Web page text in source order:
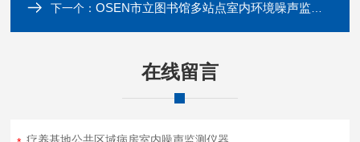
下一个：OSEN市立图书馆多站点室内环境噪声监测设备
在线留言